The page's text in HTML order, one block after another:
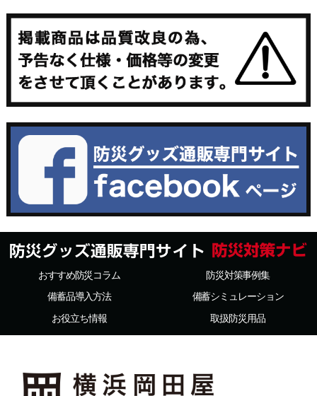
おすすめ防災コラム
防災対策事例集
備蓄品導入方法
備蓄シミュレーション
お役立ち情報
取扱防災用品